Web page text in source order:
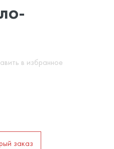
в избранное
заказ